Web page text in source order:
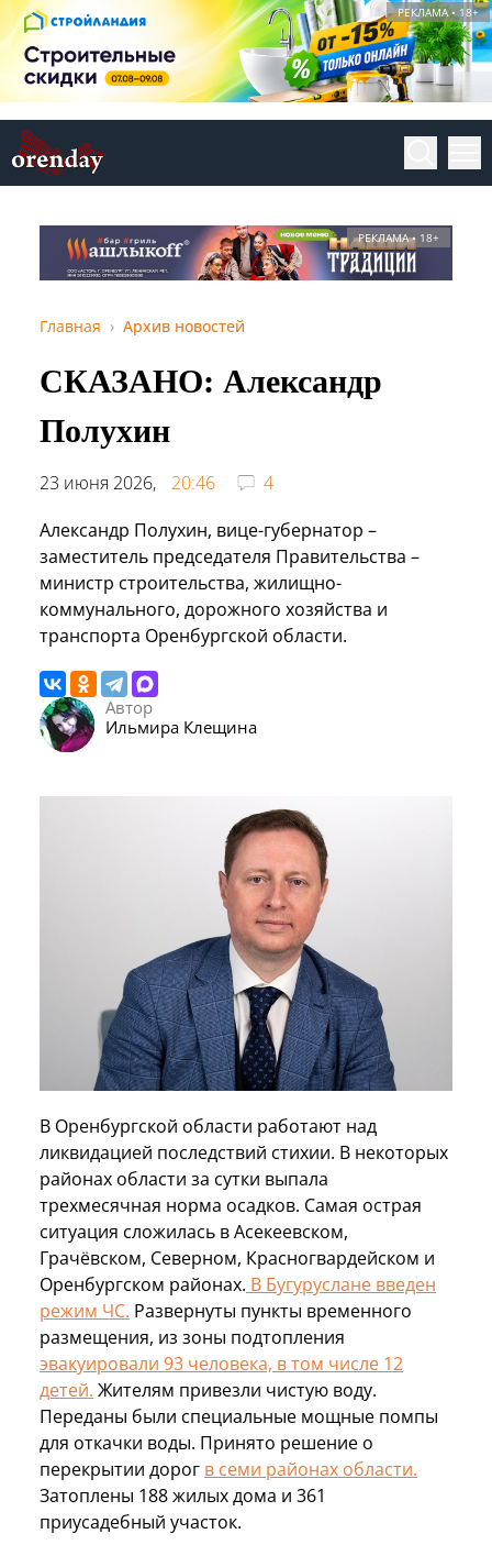
РЕКЛАМА • 18+
РЕКЛАМА • 18+
Главная Архив новостей
СКАЗАНО: Александр
Полухин
23 июня 2026, 20:46
4
Александр Полухин, вице-губернатор –
заместитель председателя Правительства –
министр строительства, жилищно-
коммунального, дорожного хозяйства и
транспорта Оренбургской области.
Автор
Ильмира Клещина
В Оренбургской области работают над
ликвидацией последствий стихии. В некоторых
районах области за сутки выпала
трехмесячная норма осадков. Самая острая
ситуация сложилась в Асекеевском,
Грачёвском, Северном, Красногвардейском и
Оренбургском районах. В Бугуруслане введен
режим ЧС. Развернуты пункты временного
размещения, из зоны подтопления
эвакуировали 93 человека, в том числе 12
детей. Жителям привезли чистую воду.
Переданы были специальные мощные помпы
для откачки воды. Принято решение о
перекрытии дорог в семи районах области.
Затоплены 188 жилых дома и 361
приусадебный участок.